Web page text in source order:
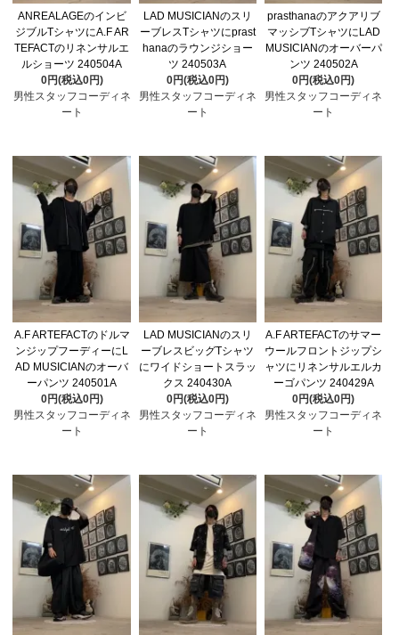
ANREALAGEのインビ
ジブルTシャツにA.F AR
TEFACTのリネンサルエ
ルショーツ 240504A
0円(税込0円)
男性スタッフコーディネ
ート
LAD MUSICIANのスリ
ーブレスTシャツにprast
hanaのラウンジショー
ツ 240503A
0円(税込0円)
男性スタッフコーディネ
ート
prasthanaのアクアリブ
マッシブTシャツにLAD
MUSICIANのオーバーパ
ンツ 240502A
0円(税込0円)
男性スタッフコーディネ
ート
A.F ARTEFACTのドルマ
ンジップフーディーにL
AD MUSICIANのオーバ
ーパンツ 240501A
0円(税込0円)
男性スタッフコーディネ
ート
LAD MUSICIANのスリ
ーブレスビッグTシャツ
にワイドショートスラッ
クス 240430A
0円(税込0円)
男性スタッフコーディネ
ート
A.F ARTEFACTのサマー
ウールフロントジップシ
ャツにリネンサルエルカ
ーゴパンツ 240429A
0円(税込0円)
男性スタッフコーディネ
ート